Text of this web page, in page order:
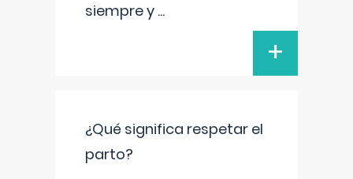
siempre y ...
+
¿Qué significa respetar el
parto?